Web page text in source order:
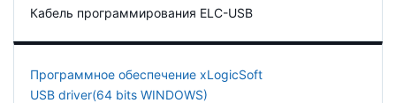
Кабель программирования ELC-USB
Программное обеспечение xLogicSoft
USB driver(64 bits WINDOWS)